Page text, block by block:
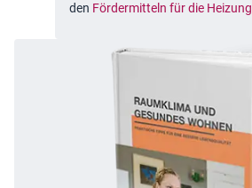
den Fördermitteln für die Heizung